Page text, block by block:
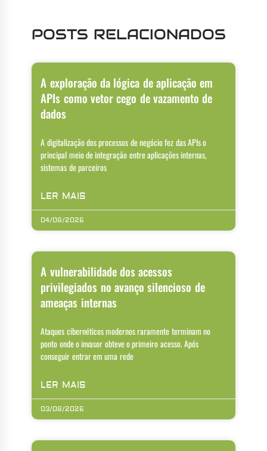
POSTS RELACIONADOS
A exploração da lógica de aplicação em
APIs como vetor cego de vazamento de
dados
A digitalização dos processos de negócio fez das APIs o
principal meio de integração entre aplicações internas,
sistemas de parceiros
LER MAIS
04/08/2026
A vulnerabilidade dos acessos
privilegiados no avanço silencioso de
ameaças internas
Ataques cibernéticos modernos raramente terminam no
ponto onde o invasor obteve o primeiro acesso. Após
conseguir entrar em uma rede
LER MAIS
03/08/2026